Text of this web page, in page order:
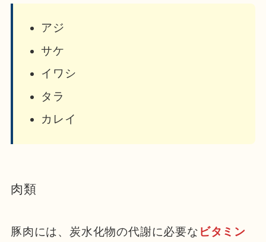
アジ
サケ
イワシ
タラ
カレイ
肉類
豚肉には、炭水化物の代謝に必要な ビタミン